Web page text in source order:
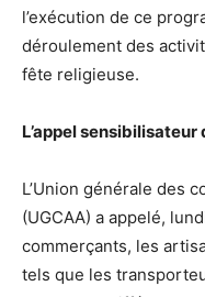
l’exécution de ce
déroulement des
fête religieuse.
L’appel sensibilisateur
L’Union générale des
(UGCAA) a appelé,
commerçants, les
tels que les